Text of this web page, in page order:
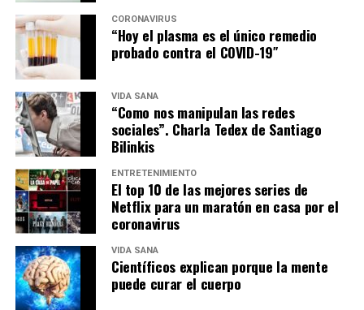
CORONAVIRUS
“Hoy el plasma es el único remedio
probado contra el COVID-19″
VIDA SANA
“Como nos manipulan las redes
sociales”. Charla Tedex de Santiago
Bilinkis
ENTRETENIMIENTO
El top 10 de las mejores series de
Netflix para un maratón en casa por el
coronavirus
VIDA SANA
Científicos explican porque la mente
puede curar el cuerpo